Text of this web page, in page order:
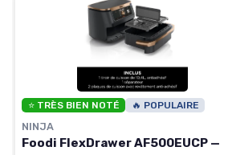
⭐ TRÈS BIEN NOTÉ 🔥 POPULAIRE
NINJA
Foodi FlexDrawer AF500EUCP —